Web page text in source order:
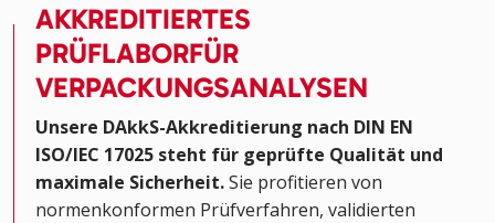
AKKREDITIERTES
PRÜFLABORFÜR
VERPACKUNGSANALYSEN
Unsere DAkkS-Akkreditierung nach DIN EN
ISO/IEC 17025 steht für geprüfte Qualität und
maximale Sicherheit.Sie profitieren von
normenkonformen Prüfverfahren, validierten